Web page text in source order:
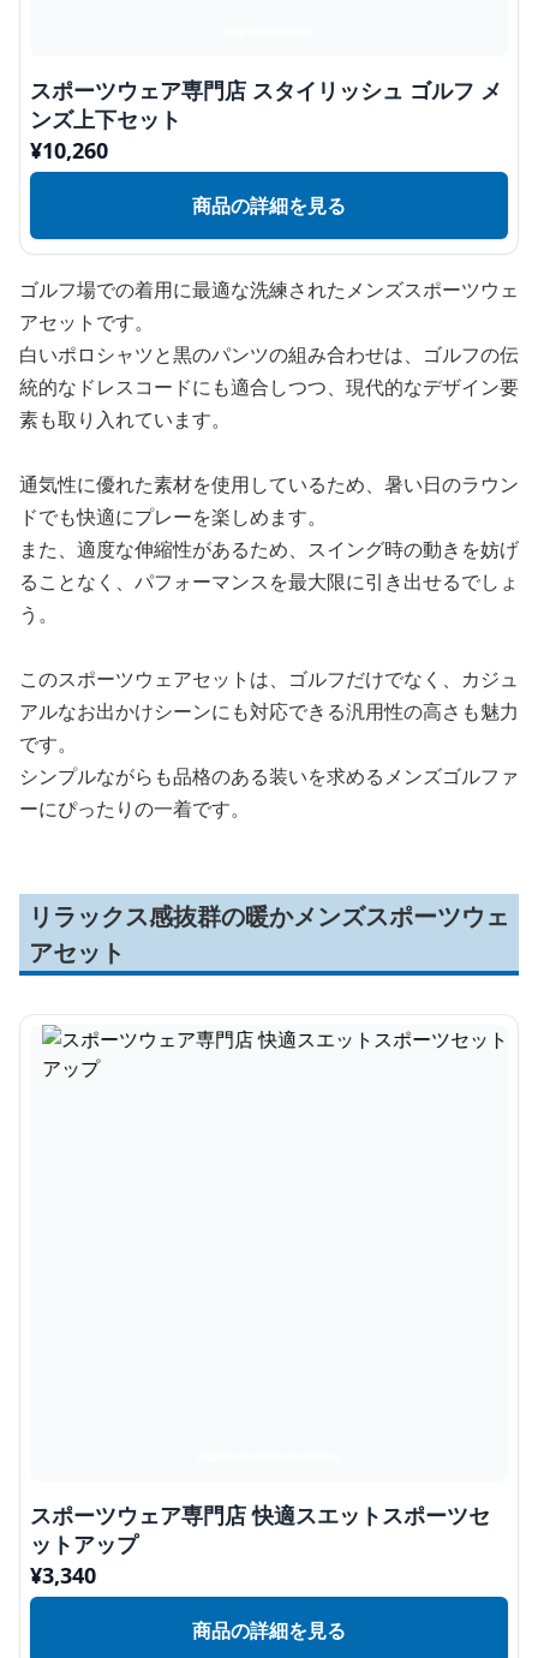
スポーツウェア専門店 スタイリッシュ ゴルフ メ
ンズ上下セット
¥10,260
商品の詳細を見る
ゴルフ場での着用に最適な洗練されたメンズスポーツウェ
アセットです。
白いポロシャツと黒のパンツの組み合わせは、ゴルフの伝
統的なドレスコードにも適合しつつ、現代的なデザイン要
素も取り入れています。
通気性に優れた素材を使用しているため、暑い日のラウン
ドでも快適にプレーを楽しめます。
また、適度な伸縮性があるため、スイング時の動きを妨げ
ることなく、パフォーマンスを最大限に引き出せるでしょ
う。
このスポーツウェアセットは、ゴルフだけでなく、カジュ
アルなお出かけシーンにも対応できる汎用性の高さも魅力
です。
シンプルながらも品格のある装いを求めるメンズゴルファ
ーにぴったりの一着です。
リラックス感抜群の暖かメンズスポーツウェ
アセット
スポーツウェア専門店 快適スエットスポーツセ
ットアップ
¥3,340
商品の詳細を見る